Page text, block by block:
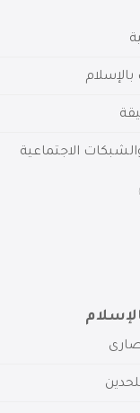
الاجتماعية